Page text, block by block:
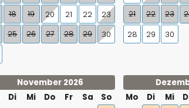
18 19 20 21 22
23
25 26 27 28 29
30
21
22 23
28
29 30
November 2026
Di Mi Do Fr Sa So
Mo
Di Mi